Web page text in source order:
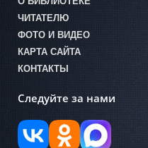
ЧИТАТЕЛЮ
ФОТО И ВИДЕО
КАРТА САЙТА
КОНТАКТЫ
Следуйте за нами